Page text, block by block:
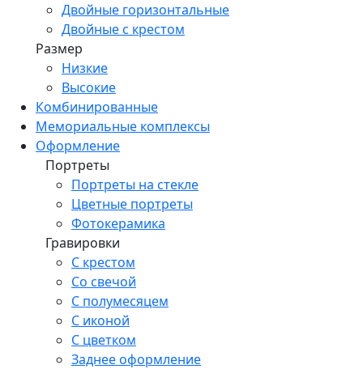
Двойные горизонтальные
Двойные с крестом
Размер
Низкие
Высокие
Комбинированные
Мемориальные комплексы
Оформление
Портреты
Портреты на стекле
Цветные портреты
Фотокерамика
Гравировки
С крестом
Со свечой
С полумесяцем
С иконой
С цветком
Заднее оформление